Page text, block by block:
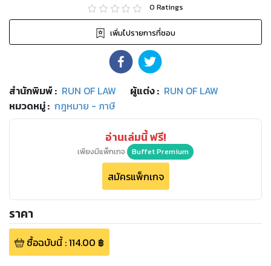
0 Ratings
เพิ่มไปรายการที่ชอบ
สำนักพิมพ์: RUN OF LAW ผู้แต่ง : RUN OF LAW
หมวดหมู่: กฎหมาย - ภาษี
อ่านเล่มนี้ ฟรี!
เพียงมีแพ็กเกจ Buffet Premium
สมัครแพ็กเกจ
ราคา
ซื้อฉบับนี้:114.00 ฿